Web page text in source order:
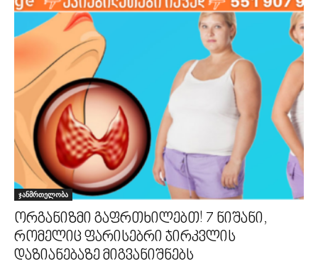
ჯანმრთელობა
ორგანიზმი გაფრთხილებთ! 7 ნიშანი,
რომელიც ფარისებრი ჯირკვლის
დაზიანებაზე მიგვანიშნებს